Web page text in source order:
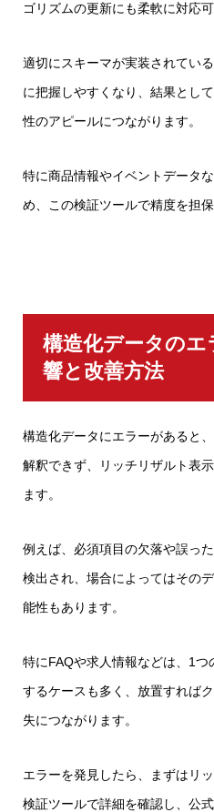
ゴリズムの更新にも柔軟に対応可
適切にスキーマが実装されてい
に把握しやすくなり、結果とし
性のアピールにつながります。
特に商品情報やイベントデータ
め、この検証ツールで精度を担
構造化データの
響と改善方法
構造化データにエラーがあると
解釈できず、リッチリザルト表
ます。
例えば、必須項目の欠落や誤っ
検出され、場合によってはその
能性もあります。
特にFAQや求人情報などは、1つ
するケースも多く、放置すれば
失につながります。
エラーを発見したら、まずはリ
検証ツールで詳細を確認し、公